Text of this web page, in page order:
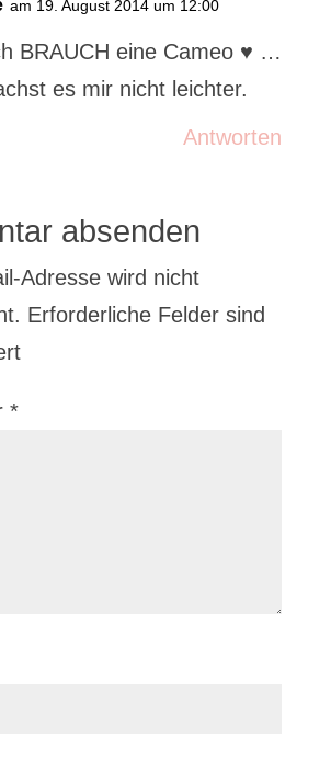
am 19. August 2014 um 12:00
BRAUCH eine Cameo ♥ …
es mir nicht leichter.
Antworten
absenden
Adresse wird nicht
Erforderliche Felder sind
*